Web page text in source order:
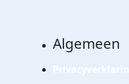
Algemeen